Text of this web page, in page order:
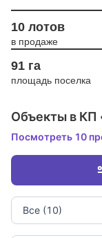
10 лотов
в продаже
91 га
площадь поселка
Объекты в
Посмотреть 10
Все (10)